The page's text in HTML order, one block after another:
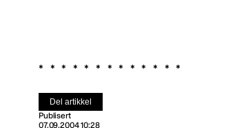
Del artikkel
Publisert
07.09.2004 10:28